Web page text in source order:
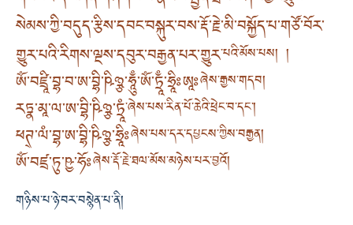
སེམས་ཀྱི་བདུད་རྩིས་དབང་བསྐུར་བས་རྡོ་རྗེ་མི་བསྐྱོད་པ་གཙོ་བོར་
གྱུར་པའི་རིགས་ལྔས་དབུར་བརྒྱན་པར་གྱུར་པའི་མོས་པས། །
ཨོཾ་བཛྲཱི་བྷ་བ་ཨ་བྷི་ཥིཉྩ་ཧཱུྃ་ཨོཾ་ཏྲཱྃ་ཧྲཱིཿཨཱཿཞེས་རྒྱས་གདབ།
རཏྣ་མཱ་ལ་ཨ་བྷི་ཥིཉྩ་ཏྲཱཾ་ཞེས་པས་རིན་པོ་ཆེའི་ཕྲེང་བ་དང་།
ཕཊ྄་ལཾ་བྷ་ཨ་བྷི་ཥིཉྩ་ཧྲཱིཿཞེས་པས་དར་དཔྱངས་ཀྱིས་བརྒྱན།
ཨོཾ་བཛྲ་ཏུ་ཥྱ་ཧོཿཞེས་རྡོ་རྗེ་ཐལ་མོས་མཉེས་པར་བྱའོ།
གཉིས་པ་ཉེ་བར་བསྙེན་པ་ནི།